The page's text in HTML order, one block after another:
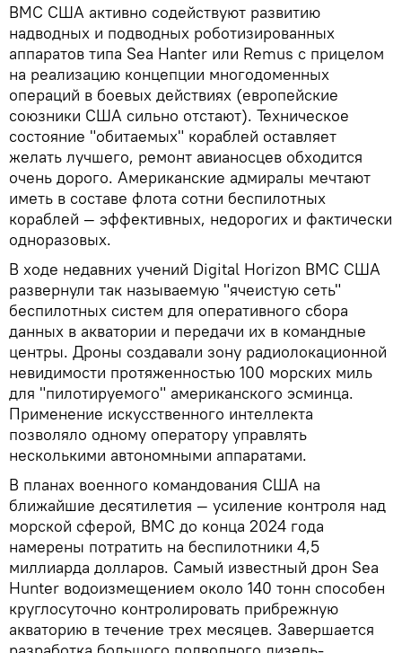
ВМС США активно содействуют развитию
надводных и подводных роботизированных
аппаратов типа Sea Hanter или Remus с прицелом
на реализацию концепции многодоменных
операций в боевых действиях (европейские
союзники США сильно отстают). Техническое
состояние "обитаемых" кораблей оставляет
желать лучшего, ремонт авианосцев обходится
очень дорого. Американские адмиралы мечтают
иметь в составе флота сотни беспилотных
кораблей — эффективных, недорогих и фактически
одноразовых.
В ходе недавних учений Digital Horizon ВМС США
развернули так называемую "ячеистую сеть"
беспилотных систем для оперативного сбора
данных в акватории и передачи их в командные
центры. Дроны создавали зону радиолокационной
невидимости протяженностью 100 морских миль
для "пилотируемого" американского эсминца.
Применение искусственного интеллекта
позволяло одному оператору управлять
несколькими автономными аппаратами.
В планах военного командования США на
ближайшие десятилетия — усиление контроля над
морской сферой, ВМС до конца 2024 года
намерены потратить на беспилотники 4,5
миллиарда долларов. Самый известный дрон Sea
Hunter водоизмещением около 140 тонн способен
круглосуточно контролировать прибрежную
акваторию в течение трех месяцев. Завершается